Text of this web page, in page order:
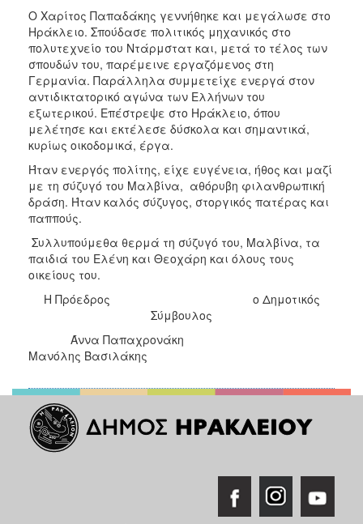
2018
2017
2016
2015
2013
2012
2011
2010
2006
ΠΟΛΙΤΙΣΜΟΣ
ΠΟΛΗ
Ο Xαρίτος Παπαδάκης γεννήθηκε και μεγάλωσε στο
Ηράκλειο. Σπούδασε πολιτικός μηχανικός στο
πολυτεχνείο του Ντάρμστατ και, μετά το τέλος των
σπουδών του, παρέμεινε εργαζόμενος στη
Γερμανία. Παράλληλα συμμετείχε ενεργά στον
αντιδικτατορικό αγώνα των Ελλήνων του
εξωτερικού. Επέστρεψε στο Ηράκλειο, όπου
μελέτησε και εκτέλεσε δύσκολα και σημαντικά,
κυρίως οικοδομικά, έργα.
Ήταν ενεργός πολίτης, είχε ευγένεια, ήθος και μαζί
με τη σύζυγό του Μαλβίνα, αθόρυβη φιλανθρωπική
δράση. Ήταν καλός σύζυγος, στοργικός πατέρας και
παππούς.
Συλλυπούμεθα θερμά τη σύζυγό του, Μαλβίνα, τα
παιδιά του Ελένη και Θεοχάρη και όλους τους
οικείους του.
Η Πρόεδρος ο Δημοτικός
Σύμβουλος
Άννα Παπαχρονάκη
Μανόλης Βασιλάκης